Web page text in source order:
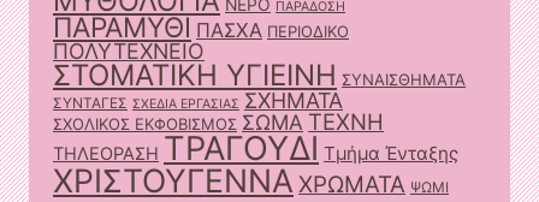
ΝΕΡΟ ΠΑΡΑΔΟΣΗ
ΠΑΡΑΜΥΘΙ ΠΑΣΧΑ ΠΕΡΙΟΔΙΚΟ
ΠΟΛΥΤΕΧΝΕΙΟ
ΣΤΟΜΑΤΙΚΗ ΥΓΙΕΙΝΗ ΣΥΝΑΙΣΘΗΜΑΤΑ
ΣΥΝΤΑΓΕΣ ΣΧΕΔΙΑ ΕΡΓΑΣΙΑΣ ΣΧΗΜΑΤΑ
ΣΧΟΛΙΚΟΣ ΕΚΦΟΒΙΣΜΟΣ ΣΩΜΑ ΤΕΧΝΗ
ΤΗΛΕΟΡΑΣΗ ΤΡΑΓΟΥΔΙ Τμήμα Ένταξης
ΧΡΙΣΤΟΥΓΕΝΝΑ ΧΡΩΜΑΤΑ ΨΩΜΙ